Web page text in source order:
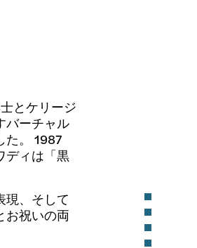
とケリージ
バーチャル
た。 1987
ディは「黒
現、そして
お祝いの両